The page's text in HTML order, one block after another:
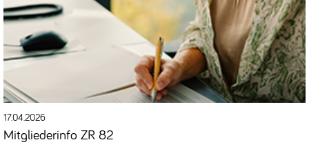
17.04.2026
Mitgliederinfo ZR 82